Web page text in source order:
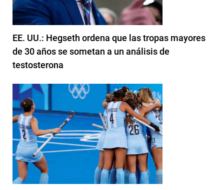
EE. UU.: Hegseth ordena que las tropas mayores
de 30 años se sometan a un análisis de
testosterona